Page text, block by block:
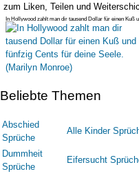
zum Liken, Teilen und
In Hollywood zahlt man dir tausend Dollar für einen Kuß
fünfzig Cent
Beliebte Themen
Abschied
Sprüche
Alle Kinder
Dummheit
Sprüche
Eifersucht